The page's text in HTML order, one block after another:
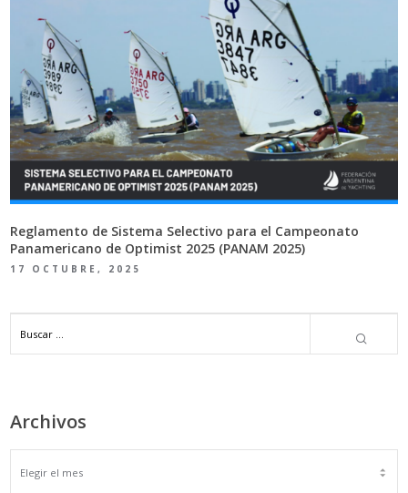
Reglamento de Sistema Selectivo para el Campeonato
Panamericano de Optimist 2025 (PANAM 2025)
17 OCTUBRE, 2025
Archivos
ARCHIVOS